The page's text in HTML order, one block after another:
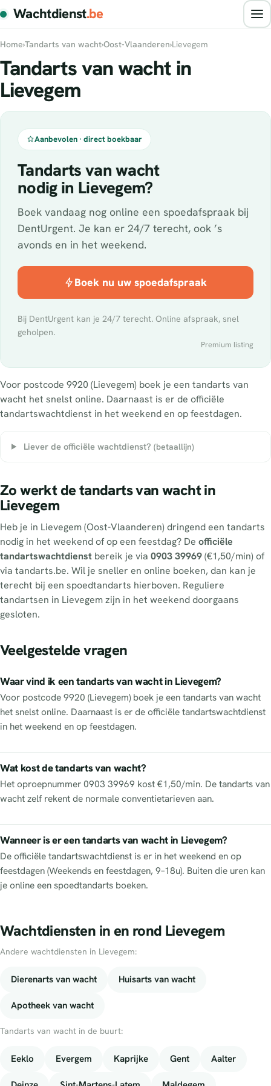
Wachtdienst.be
Home›Tandarts van wacht›Oost-Vlaanderen›Lievegem
Tandarts van wacht in
Lievegem
Aanbevolen · direct boekbaar
Tandarts van wacht
nodig in Lievegem?
Boek vandaag nog online een spoedafspraak bij
DentUrgent. Je kan er 24/7 terecht, ook ’s
avonds en in het weekend.
Boek nu uw spoedafspraak
Bij DentUrgent kan je 24/7 terecht. Online afspraak, snel
geholpen.
Premium listing
Voor postcode 9920 (Lievegem) boek je een tandarts van
wacht het snelst online. Daarnaast is er de officiële
tandartswachtdienst in het weekend en op feestdagen.
Liever de officiële wachtdienst? (betaallijn)
Zo werkt de tandarts van wacht in
Lievegem
Heb je in Lievegem (Oost-Vlaanderen) dringend een tandarts
nodig in het weekend of op een feestdag? De officiële
tandartswachtdienst bereik je via 0903 39969(€1,50/min) of
via tandarts.be. Wil je sneller en online boeken, dan kan je
terecht bij een spoedtandarts hierboven. Reguliere
tandartsen in Lievegem zijn in het weekend doorgaans
gesloten.
Veelgestelde vragen
Waar vind ik een tandarts van wacht in Lievegem?
Voor postcode 9920 (Lievegem) boek je een tandarts van wacht
het snelst online. Daarnaast is er de officiële tandartswachtdienst
in het weekend en op feestdagen.
Wat kost de tandarts van wacht?
Het oproepnummer 0903 39969 kost €1,50/min. De tandarts van
wacht zelf rekent de normale conventietarieven aan.
Wanneer is er een tandarts van wacht in Lievegem?
De officiële tandartswachtdienst is er in het weekend en op
feestdagen (Weekends en feestdagen, 9–18u). Buiten die uren kan
je online een spoedtandarts boeken.
Wachtdiensten in en rond Lievegem
Andere wachtdiensten in Lievegem:
Dierenarts van wacht Huisarts van wacht
Apotheek van wacht
Tandarts van wacht in de buurt:
Eeklo Evergem Kaprijke Gent Aalter